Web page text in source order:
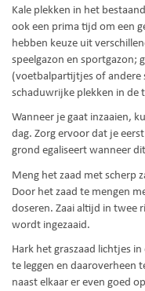
Kale plekken in het
ook een prima tijd om een
hebben keuze uit
speelgazon en sportgazon;
(voetbalpartijtjes of
schaduwrijke plekken in de
Wanneer je gaat inzaaien,
dag. Zorg ervoor dat je
grond egaliseert wanneer
Meng het zaad met scherp
Door het zaad te mengen
doseren. Zaai altijd in twee
wordt ingezaaid.
Hark het graszaad lichtjes
te leggen en daaroverheen
naast elkaar er even goed